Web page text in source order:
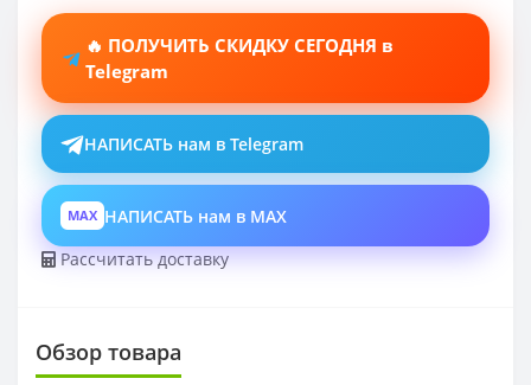
🔥 ПОЛУЧИТЬ СКИДКУ СЕГОДНЯ в
Telegram
НАПИСАТЬ нам в Telegram
MAX НАПИСАТЬ нам в MAX
Рассчитать доставку
Обзор товара